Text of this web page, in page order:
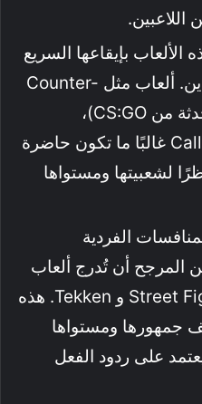
اللاعبين.
الألعاب بإيقاعها السريع
وتجذب ملايين المشاهدين. ألعاب مثل Counter-
Strike 2 (النسخة المحدثة من CS:GO)،
Valorant، و Call Of Duty غالبًا ما تكون حاضرة
لشعبيتها ومستواها
الفردية
المرجح أن تُدرج ألعاب
قتال شهيرة مثل Street Fighter و Tekken. هذه
جمهورها ومستواها
على ردود الفعل